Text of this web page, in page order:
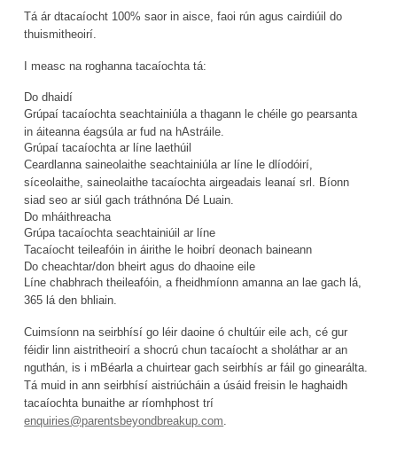
Tá ár dtacaíocht 100% saor in aisce, faoi rún agus cairdiúil do
thuismitheoirí.
I measc na roghanna tacaíochta tá:
Do dhaidí
Grúpaí tacaíochta seachtainiúla a thagann le chéile go pearsanta
in áiteanna éagsúla ar fud na hAstráile.
Grúpaí tacaíochta ar líne laethúil
Ceardlanna saineolaithe seachtainiúla ar líne le dlíodóirí,
síceolaithe, saineolaithe tacaíochta airgeadais leanaí srl. Bíonn
siad seo ar siúl gach tráthnóna Dé Luain.
Do mháithreacha
Grúpa tacaíochta seachtainiúil ar líne
Tacaíocht teileafóin in áirithe le hoibrí deonach baineann
Do cheachtar/don bheirt agus do dhaoine eile
Líne chabhrach theileafóin, a fheidhmíonn amanna an lae gach lá,
365 lá den bhliain.
Cuimsíonn na seirbhísí go léir daoine ó chultúir eile ach, cé gur
féidir linn aistritheoirí a shocrú chun tacaíocht a sholáthar ar an
nguthán, is i mBéarla a chuirtear gach seirbhís ar fáil go ginearálta.
Tá muid in ann seirbhísí aistriúcháin a úsáid freisin le haghaidh
tacaíochta bunaithe ar ríomhphost trí
enquiries@parentsbeyondbreakup.com